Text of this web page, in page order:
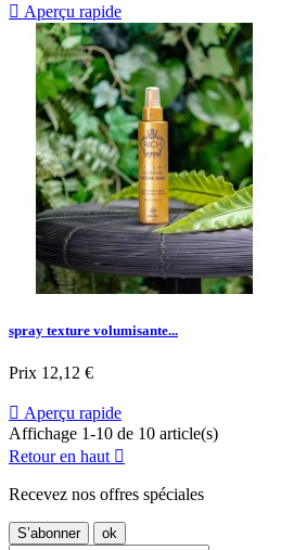
 Aperçu rapide
spray texture volumisante...
Prix 12,12 €
 Aperçu rapide
Affichage 1-10 de 10 article(s)
Retour en haut 
Recevez nos offres spéciales